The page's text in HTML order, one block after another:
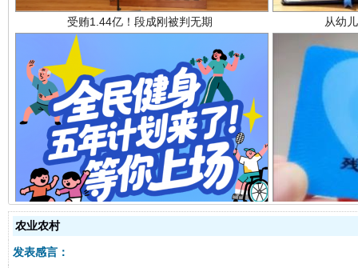
全民健身五年计划来了！等你上场
农业农村
发表感言：